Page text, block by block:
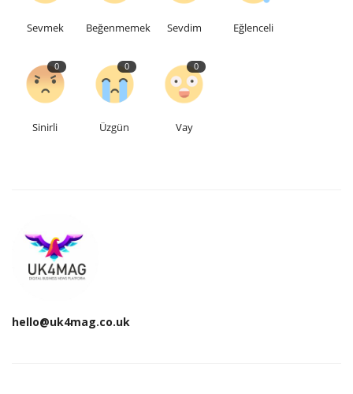
Sevmek Beğenmemek Sevdim Eğlenceli
0
Sinirli
0
Üzgün
0
Vay
hello@uk4mag.co.uk